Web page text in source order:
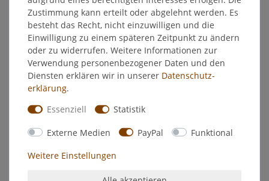
Weitere Details
EU-Verantwortlicher
- Beste Erzgebirgische Adventskerze
- Farbe: gelb
- Qualitätswachs
Zustimmung kann erteilt oder abgelehnt werden. Es
besteht das Recht, nicht einzuwilligen und die
Einwilligung zu einem späteren Zeitpunkt zu ändern
oder zu widerrufen. Weitere Informationen zur
Verwendung personenbezogener Daten und den
Diensten erklären wir in unserer Daten­schutz­
erklärung.
Essenziell
Statistik
Externe Medien PayPal Funktional
Weitere Einstellungen